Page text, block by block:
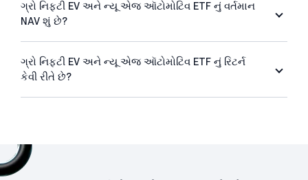
ગ્રો નિફ્ટી EV અને ન્યૂ એજ ઑટોમોટિવ ETF નું વર્તમાન
NAV શું છે?
ગ્રો નિફ્ટી EV અને ન્યૂ એજ ઑટોમોટિવ ETF નું રિટર્ન
કેવી રીતે છે?